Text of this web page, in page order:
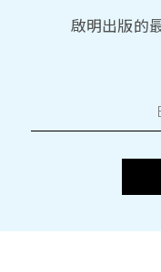
啟明出版的